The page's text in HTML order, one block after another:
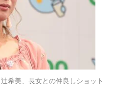
辻希美、長女との仲良しショット